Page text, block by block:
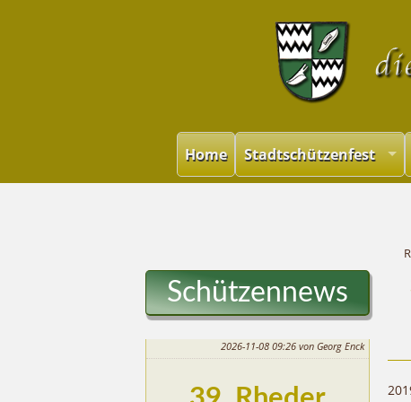
Home Stadtschützenfest
Schützennews
2026-11-08 09:26 von Georg Enck